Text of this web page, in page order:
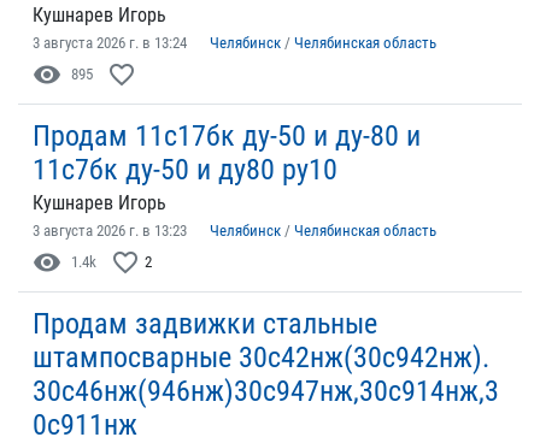
Кушнарев Игорь
3 августа 2026 г. в 13:24 Челябинск / Челябинская область
visibility 895 favorite_border
Продам 11с17бк ду-50 и ду-80 и
11с7бк ду-50 и ду80 ру10
Кушнарев Игорь
3 августа 2026 г. в 13:23 Челябинск / Челябинская область
visibility 1.4k favorite_border 2
Продам задвижки стальные
штампосварные 30с42нж(30с942нж).
30с46нж(946нж)30с947нж,30с914нж,3
0с911нж